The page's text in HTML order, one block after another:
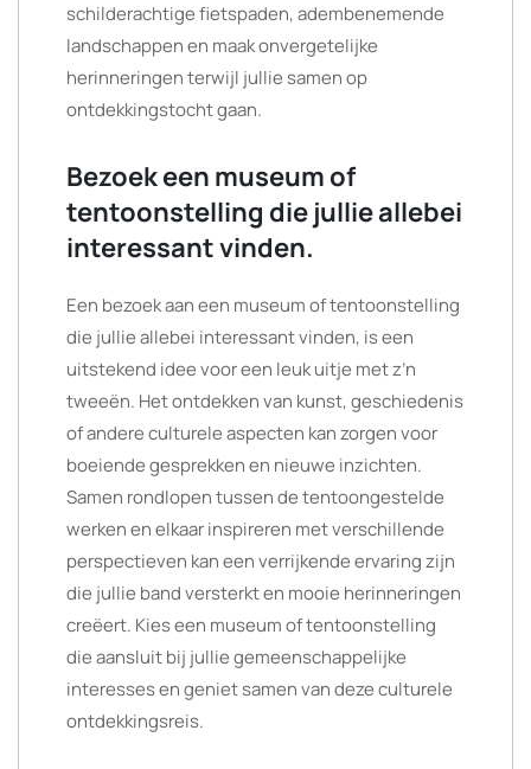
schilderachtige fietspaden, adembenemende
landschappen en maak onvergetelijke
herinneringen terwijl jullie samen op
ontdekkingstocht gaan.
Bezoek een museum of
tentoonstelling die jullie allebei
interessant vinden.
Een bezoek aan een museum of tentoonstelling
die jullie allebei interessant vinden, is een
uitstekend idee voor een leuk uitje met z’n
tweeën. Het ontdekken van kunst, geschiedenis
of andere culturele aspecten kan zorgen voor
boeiende gesprekken en nieuwe inzichten.
Samen rondlopen tussen de tentoongestelde
werken en elkaar inspireren met verschillende
perspectieven kan een verrijkende ervaring zijn
die jullie band versterkt en mooie herinneringen
creëert. Kies een museum of tentoonstelling
die aansluit bij jullie gemeenschappelijke
interesses en geniet samen van deze culturele
ontdekkingsreis.